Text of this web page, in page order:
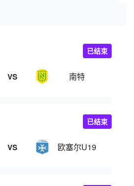
VS 南特
已结束
VS 欧塞尔U19
已结束